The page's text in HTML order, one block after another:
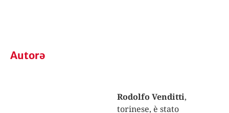
Autorə
Rodolfo Venditti,
torinese, è stato